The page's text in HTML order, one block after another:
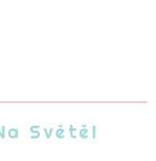
Světě!